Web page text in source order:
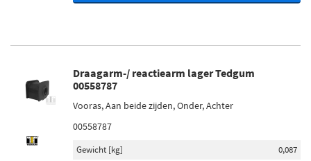
Draagarm-/ reactiearm lager Tedgum
00558787
Vooras, Aan beide zijden, Onder, Achter
00558787
Gewicht [kg] 0,087